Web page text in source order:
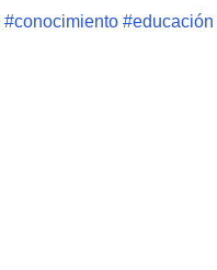
#conocimiento #educación